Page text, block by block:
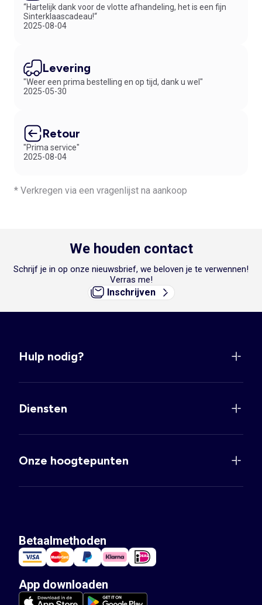
“Hartelijk dank voor de vlotte afhandeling, het is een fijn
Sinterklaascadeau!“
2025-08-04
Levering
"Weer een prima bestelling en op tijd, dank u wel"
2025-05-30
Retour
"Prima service"
2025-08-04
* Verkregen via een vragenlijst na aankoop
We houden contact
Schrijf je in op onze nieuwsbrief, we beloven je te verwennen!
Verras me!
Inschrijven
Hulp nodig?
Diensten
Onze hoogtepunten
Betaalmethoden
App downloaden